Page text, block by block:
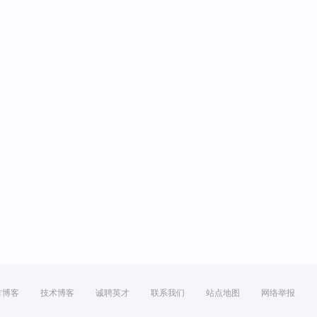
博客 技术博客 诚聘英才 联系我们 站点地图 网络举报